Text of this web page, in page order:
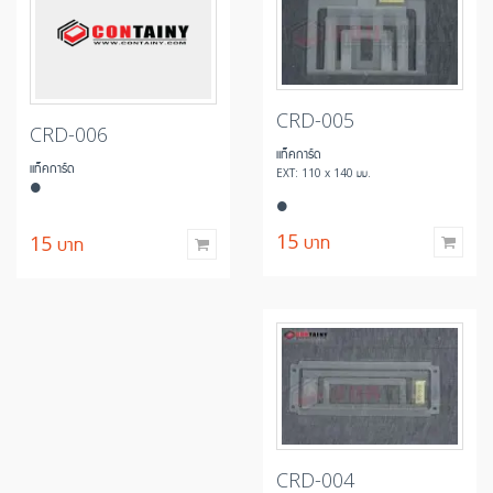
CRD-006
แท็คการ์ด
15 บาท
CRD-005
แท็คการ์ด
EXT: 110 x 140 มม.
15 บาท
CRD-004